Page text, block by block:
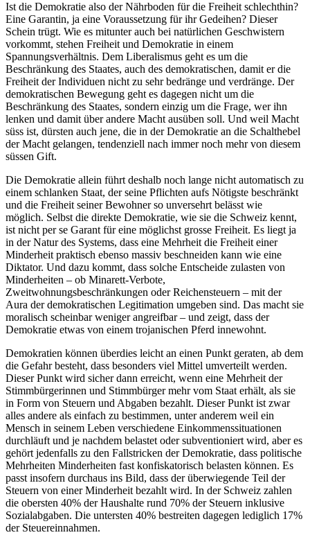
Ist die Demokratie also der Nährboden für die Freiheit schlechthin?
Eine Garantin, ja eine Voraussetzung für ihr Gedeihen? Dieser
Schein trügt. Wie es mitunter auch bei natürlichen Geschwistern
vorkommt, stehen Freiheit und Demokratie in einem
Spannungsverhältnis. Dem Liberalismus geht es um die
Beschränkung des Staates, auch des demokratischen, damit er die
Freiheit der Individuen nicht zu sehr bedränge und verdränge. Der
demokratischen Bewegung geht es dagegen nicht um die
Beschränkung des Staates, sondern einzig um die Frage, wer ihn
lenken und damit über andere Macht ausüben soll. Und weil Macht
süss ist, dürsten auch jene, die in der Demokratie an die Schalthebel
der Macht gelangen, tendenziell nach immer noch mehr von diesem
süssen Gift.
Die Demokratie allein führt deshalb noch lange nicht automatisch zu
einem schlanken Staat, der seine Pflichten aufs Nötigste beschränkt
und die Freiheit seiner Bewohner so unversehrt belässt wie
möglich. Selbst die direkte Demokratie, wie sie die Schweiz kennt,
ist nicht per se Garant für eine möglichst grosse Freiheit. Es liegt ja
in der Natur des Systems, dass eine Mehrheit die Freiheit einer
Minderheit praktisch ebenso massiv beschneiden kann wie eine
Diktator. Und dazu kommt, dass solche Entscheide zulasten von
Minderheiten – ob Minarett-Verbote,
Zweitwohnungsbeschränkungen oder Reichensteuern – mit der
Aura der demokratischen Legitimation umgeben sind. Das macht sie
moralisch scheinbar weniger angreifbar – und zeigt, dass der
Demokratie etwas von einem trojanischen Pferd innewohnt.
Demokratien können überdies leicht an einen Punkt geraten, ab dem
die Gefahr besteht, dass besonders viel Mittel umverteilt werden.
Dieser Punkt wird sicher dann erreicht, wenn eine Mehrheit der
Stimmbürgerinnen und Stimmbürger mehr vom Staat erhält, als sie
in Form von Steuern und Abgaben bezahlt. Dieser Punkt ist zwar
alles andere als einfach zu bestimmen, unter anderem weil ein
Mensch in seinem Leben verschiedene Einkommenssituationen
durchläuft und je nachdem belastet oder subventioniert wird, aber es
gehört jedenfalls zu den Fallstricken der Demokratie, dass politische
Mehrheiten Minderheiten fast konfiskatorisch belasten können. Es
passt insofern durchaus ins Bild, dass der überwiegende Teil der
Steuern von einer Minderheit bezahlt wird. In der Schweiz zahlen
die obersten 40% der Haushalte rund 70% der Steuern inklusive
Sozialabgaben. Die untersten 40% bestreiten dagegen lediglich 17%
der Steuereinnahmen.